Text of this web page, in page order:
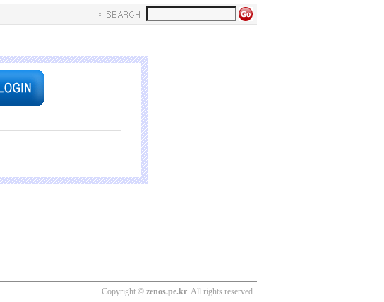
Copyright © zenos.pe.kr. All rights reserved.